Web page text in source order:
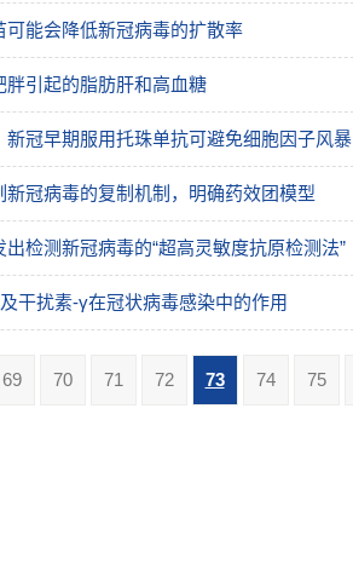
可能会降低新冠病毒的扩散率
引起的脂肪肝和高血糖
新冠早期服用托珠单抗可避免细胞因子风暴
新冠病毒的复制机制，明确药效团模型
出检测新冠病毒的“超高灵敏度抗原检测法”
干扰素-γ在冠状病毒感染中的作用
69 70 71 72 73 74 75